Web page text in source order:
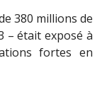
380 millions de
– était exposé à
fortes en